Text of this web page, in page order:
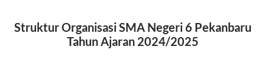
Struktur Organisasi SMA Negeri 6 Pekanbaru
Tahun Ajaran 2024/2025